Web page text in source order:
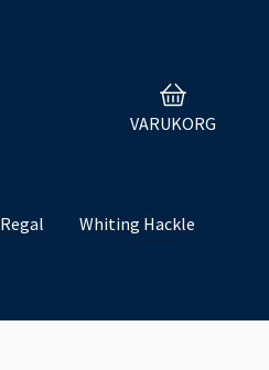
VARUKORG
Regal
Whiting Hackle